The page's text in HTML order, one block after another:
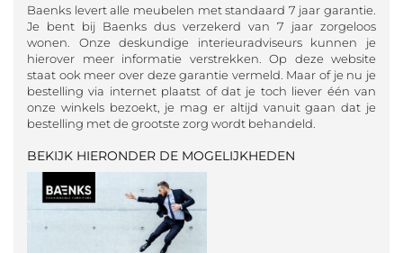
Baenks levert alle meubelen met standaard 7 jaar garantie.
Je bent bij Baenks dus verzekerd van 7 jaar zorgeloos
wonen. Onze deskundige interieuradviseurs kunnen je
hierover meer informatie verstrekken. Op deze website
staat ook meer over deze garantie vermeld. Maar of je nu je
bestelling via internet plaatst of dat je toch liever één van
onze winkels bezoekt, je mag er altijd vanuit gaan dat je
bestelling met de grootste zorg wordt behandeld.
BEKIJK HIERONDER DE MOGELIJKHEDEN